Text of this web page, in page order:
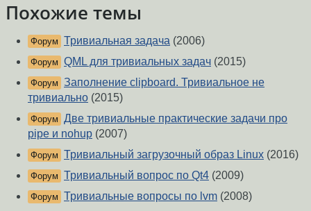
Похожие темы
Форум Тривиальная задача (2006)
Форум QML для тривиальных задач (2015)
Форум Заполнение clipboard. Тривиальное не
тривиально (2015)
Форум Две тривиальные практические задачи про
pipe и nohup (2007)
Форум Тривиальный загрузочный образ Linux (2016)
Форум Тривиальный вопрос по Qt4 (2009)
Форум Тривиальные вопросы по lvm (2008)